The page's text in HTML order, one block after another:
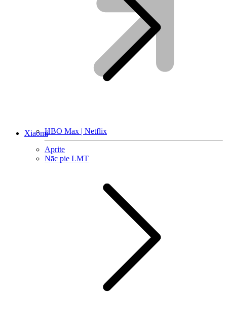
HBO Max | Netflix
Aprite
Nāc pie LMT
Xiaomi